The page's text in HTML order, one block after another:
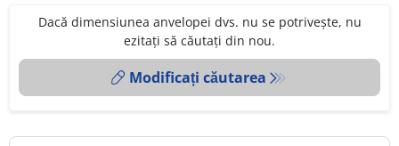
Dacă dimensiunea anvelopei dvs. nu se potrivește, nu
ezitați să căutați din nou.
Modificați căutarea